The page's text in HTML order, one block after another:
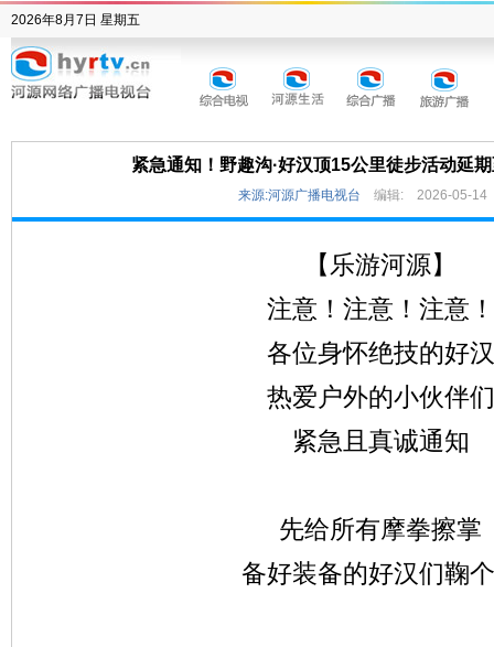
2026年8月7日 星期五
紧急通知！野趣沟·好汉顶15公里徒步活动延
来源:河源广播电视台 编辑: 2026-05-14
【乐游河源】
注意！注意！注意！
各位身怀绝技的好汉
热爱户外的小伙伴们
紧急且真诚通知
先给所有摩拳擦掌
备好装备的好汉们鞠